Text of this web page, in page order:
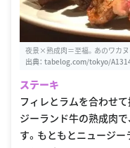
夜景×熟成肉＝至福。あのワカ
出典： tabelog.com/tokyo/
ステーキ
フィレとラムを合わせ
ジーランド牛の熟成肉
す。もともとニュージ